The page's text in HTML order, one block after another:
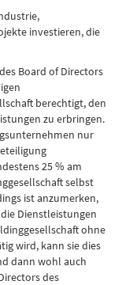
investieren, die
Board of Directors
berechtigt, den
zu erbringen.
nur
25 % am
selbst
ist anzumerken,
Dienstleistungen
ohne
wird, kann sie dies
dann wohl auch
des